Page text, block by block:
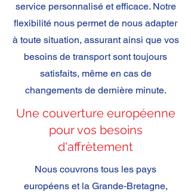
service personnalisé et efficace. Notre
flexibilité nous permet de nous adapter
à toute situation, assurant ainsi que vos
besoins de transport sont toujours
satisfaits, même en cas de
changements de dernière minute.
Une couverture européenne
pour vos besoins
d'affrètement
Nous couvrons tous les pays
européens et la Grande-Bretagne,